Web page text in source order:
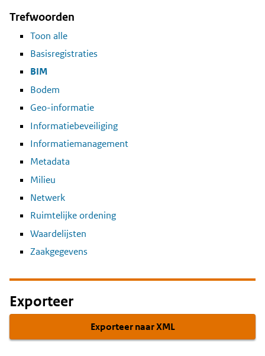
Trefwoorden
Toon alle
Basisregistraties
BIM
Bodem
Geo-informatie
Informatiebeveiliging
Informatiemanagement
Metadata
Milieu
Netwerk
Ruimtelijke ordening
Waardelijsten
Zaakgegevens
Exporteer
Exporteer naar XML